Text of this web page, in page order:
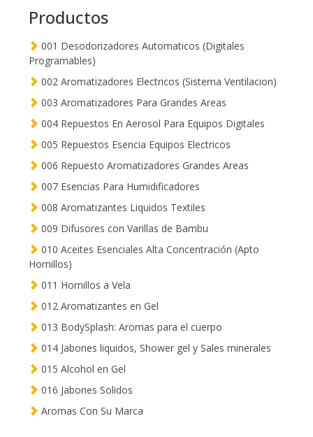
Productos
001 Desodorizadores Automaticos (Digitales
Programables)
002 Aromatizadores Electricos (Sistema Ventilacion)
003 Aromatizadores Para Grandes Areas
004 Repuestos En Aerosol Para Equipos Digitales
005 Repuestos Esencia Equipos Electricos
006 Repuesto Aromatizadores Grandes Areas
007 Esencias Para Humidificadores
008 Aromatizantes Liquidos Textiles
009 Difusores con Varillas de Bambu
010 Aceites Esenciales Alta Concentración (Apto
Hornillos)
011 Hornillos a Vela
012 Aromatizantes en Gel
013 BodySplash: Aromas para el cuerpo
014 Jabones liquidos, Shower gel y Sales minerales
015 Alcohol en Gel
016 Jabones Solidos
Aromas Con Su Marca